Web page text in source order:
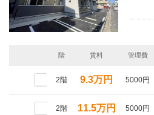
階 賃料 管理費
2階 9.3万円 5000円
2階 11.5万円 5000円